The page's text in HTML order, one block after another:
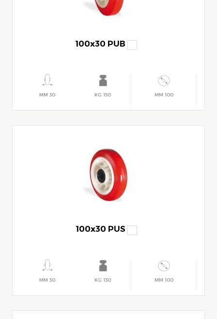
100x30 PUB
100 MM
150 KG
30 MM
100x30 PUS
100 MM
130 KG
30 MM